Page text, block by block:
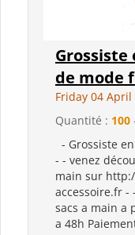
Grossiste
de mode
Friday 04 April
Quantité : 100
- Grossiste
- - venez
main sur
accessoire.fr -
sacs a main a
a 48h